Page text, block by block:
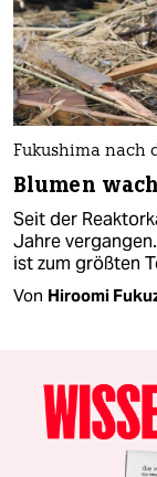
Fukushima nach
Blumen
Seit der
Jahre
ist zum größten
Von Hiroomi